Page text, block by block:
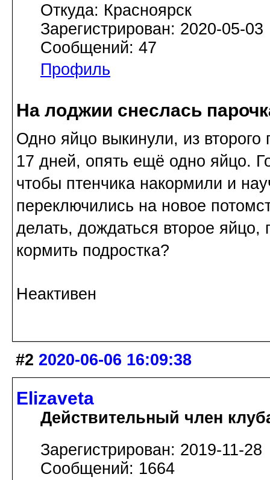
Откуда: Красноярск
Зарегистрирован: 2020-05-03
Сообщений: 47
Профиль
На лоджии снеслась
Одно яйцо выкинули, из
17 дней, опять ещё одно яйцо.
чтобы птенчика накормили и
переключились на новое
делать, дождаться второе
кормить подростка?
Неактивен
#2 2020-06-06 16:09:38
Elizaveta
Действительный член
Зарегистрирован: 2019-11-28
Сообщений: 1664